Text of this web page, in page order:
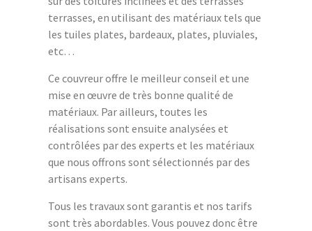
terrasses, en utilisant des matériaux tels que
les tuiles plates, bardeaux, plates, pluviales,
etc…
Ce couvreur offre le meilleur conseil et une
mise en œuvre de très bonne qualité de
matériaux. Par ailleurs, toutes les
réalisations sont ensuite analysées et
contrôlées par des experts et les matériaux
que nous offrons sont sélectionnés par des
artisans experts.
Tous les travaux sont garantis et nos tarifs
sont très abordables. Vous pouvez donc être